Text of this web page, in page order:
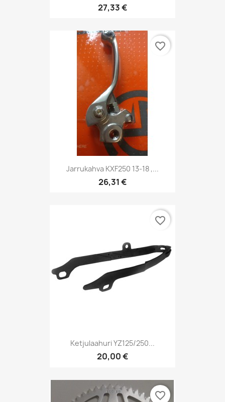
27,33 €
Jarrukahva KXF250 13-18 ,...
26,31 €
favorite_border
Ketjulaahuri YZ125/250...
20,00 €
favorite_border
favorite_border